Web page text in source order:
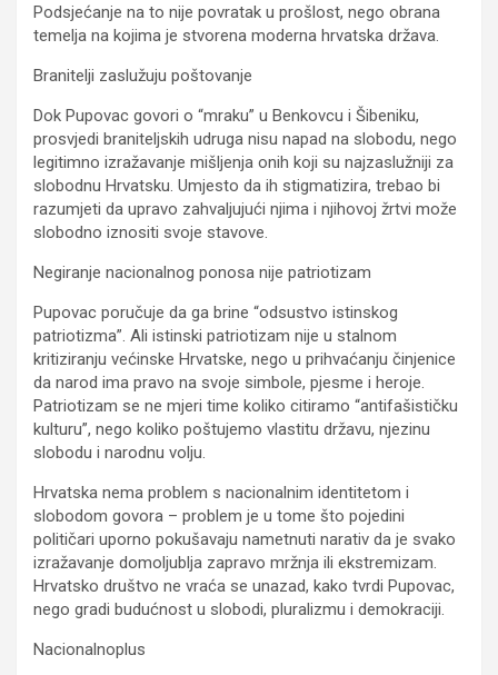
Podsjećanje na to nije povratak u prošlost, nego obrana
temelja na kojima je stvorena moderna hrvatska država.
Branitelji zaslužuju poštovanje
Dok Pupovac govori o “mraku” u Benkovcu i Šibeniku,
prosvjedi braniteljskih udruga nisu napad na slobodu, nego
legitimno izražavanje mišljenja onih koji su najzaslužniji za
slobodnu Hrvatsku. Umjesto da ih stigmatizira, trebao bi
razumjeti da upravo zahvaljujući njima i njihovoj žrtvi može
slobodno iznositi svoje stavove.
Negiranje nacionalnog ponosa nije patriotizam
Pupovac poručuje da ga brine “odsustvo istinskog
patriotizma”. Ali istinski patriotizam nije u stalnom
kritiziranju većinske Hrvatske, nego u prihvaćanju činjenice
da narod ima pravo na svoje simbole, pjesme i heroje.
Patriotizam se ne mjeri time koliko citiramo “antifašističku
kulturu”, nego koliko poštujemo vlastitu državu, njezinu
slobodu i narodnu volju.
Hrvatska nema problem s nacionalnim identitetom i
slobodom govora – problem je u tome što pojedini
političari uporno pokušavaju nametnuti narativ da je svako
izražavanje domoljublja zapravo mržnja ili ekstremizam.
Hrvatsko društvo ne vraća se unazad, kako tvrdi Pupovac,
nego gradi budućnost u slobodi, pluralizmu i demokraciji.
Nacionalnoplus